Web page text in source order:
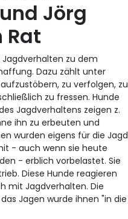
Jörg
Rat
zu dem
Dazu zählt unter
zu verfolgen, zu
zu fressen. Hunde
Jagdverhaltens zeigen z.
ihn zu erbeuten und
wurden eigens für die Jagd
- auch wenn sie heute
- erblich vorbelastet. Sie
Diese Hunde reagieren
mit Jagdverhalten. Die
Jagen wurde ihnen "in die